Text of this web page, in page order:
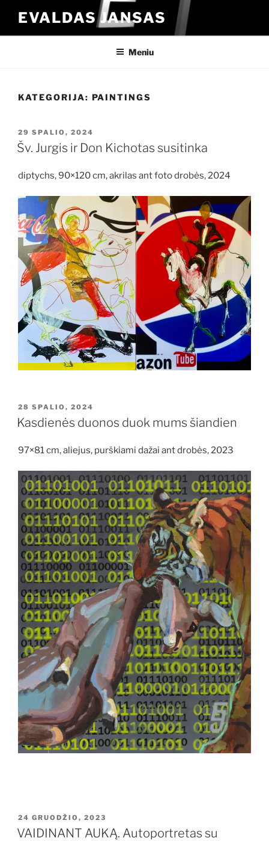
turinio
EVALDAS JANSAS
Meniu
KATEGORIJA: PAINTINGS
PASKELBTA
29 SPALIO, 2024
Šv. Jurgis ir Don Kichotas susitinka
diptychs, 90×120 cm, akrilas ant foto drobės, 2024
PASKELBTA
28 SPALIO, 2024
Kasdienės duonos duok mums šiandien
97×81 cm, aliejus, purškiami dažai ant drobės, 2023
PASKELBTA
24 GRUODŽIO, 2023
VAIDINANT AUKĄ. Autoportretas su